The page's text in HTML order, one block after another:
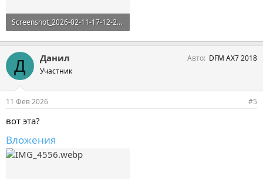
Screenshot_2026-02-11-17-12-26-410_com.taobao.taobao-edit.webp
66,2 KB · Просмотры: 28
Д Данил
Участник
Авто DFM AX7 2018
11 Фев 2026 #5
вот эта?
Вложения